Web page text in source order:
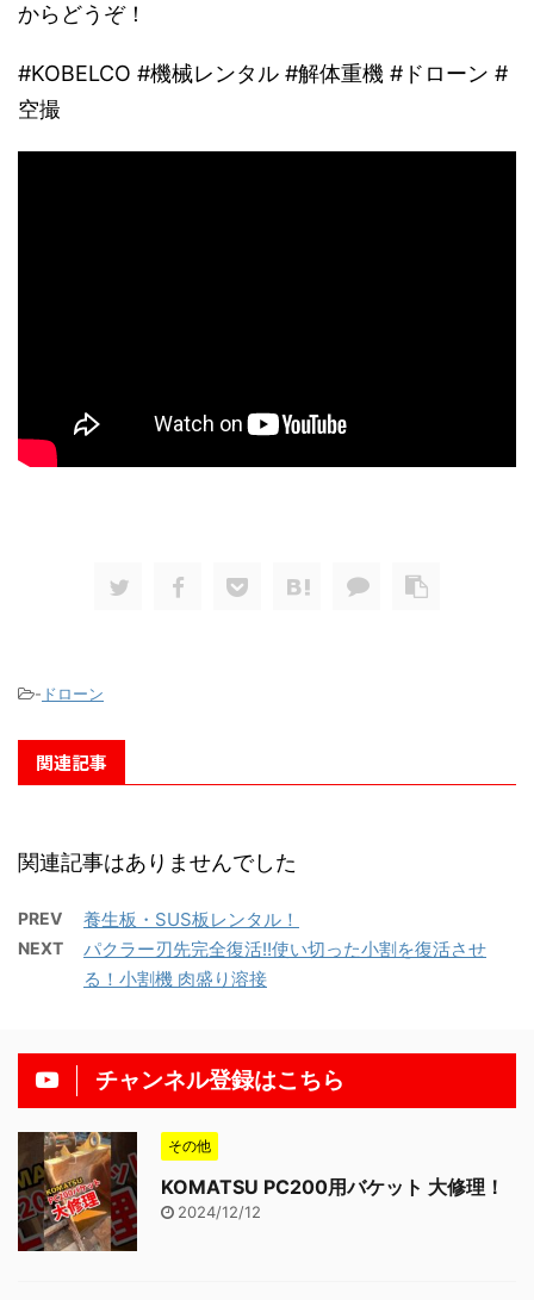
からどうぞ！
#KOBELCO #機械レンタル #解体重機 #ドローン #
空撮
- ドローン
関連記事
関連記事はありませんでした
PREV 養生板・SUS板レンタル！
NEXT
パクラー刃先完全復活!!使い切った小割を復活させ
る！小割機 肉盛り溶接
チャンネル登録はこちら
その他
KOMATSU PC200用バケット 大修理！
2024/12/12